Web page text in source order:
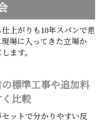
上がりも10年スパンで差
場に入ってきた立場か
ます。
標準工事や追加料
比較
ットで分かりやすい反